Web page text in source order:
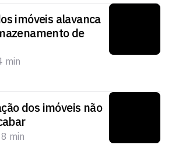
imóveis alavanca
de
min
dos imóveis não
8 min